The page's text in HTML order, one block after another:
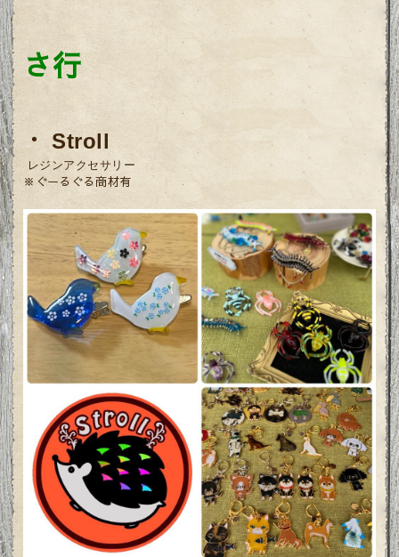
さ行
・Stroll
レジンアクセサリー
※ぐーるぐる商材有